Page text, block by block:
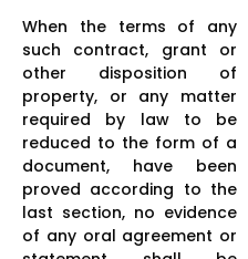
When the terms of any
such contract, grant or
other disposition of
property, or any matter
required by law to be
reduced to the form of a
document, have been
proved according to the
last section, no evidence
of any oral agreement or